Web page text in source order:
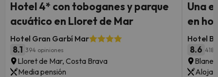
Hotel 4* con toboganes y parque
acuático en Lloret de Mar
Hotel Gran Garbí Mar
8.1 394 opiniones
Lloret de Mar, Costa Brava
Media pensión
Una
en
Hotel
8.6